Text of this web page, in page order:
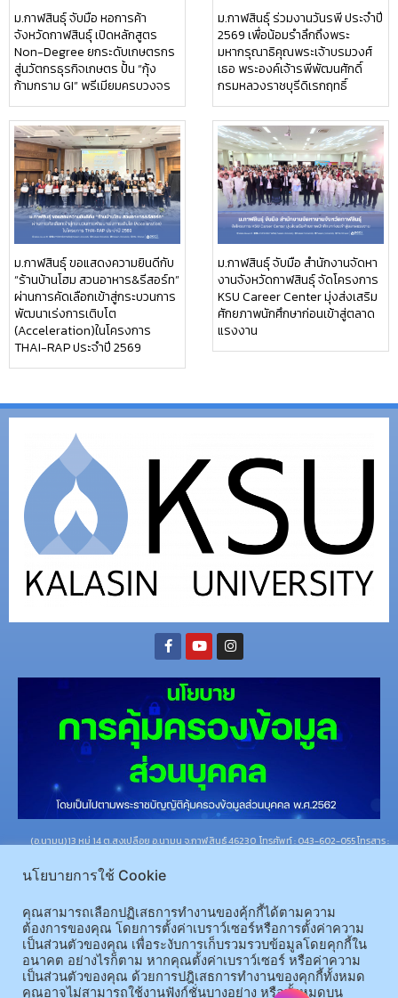
ม.กาฬสินธุ์ จับมือ หอการค้า
จังหวัดกาฬสินธุ์ เปิดหลักสูตร
Non-Degree ยกระดับเกษตรกร
สู่นวัตกรธุรกิจเกษตร ปั้น “กุ้ง
ก้ามกราม GI” พรีเมียมครบวงจร
ม.กาฬสินธุ์ ร่วมงานวันรพี ประจำปี
2569 เพื่อน้อมรำลึกถึงพระ
มหากรุณาธิคุณพระเจ้าบรมวงศ์
เธอ พระองค์เจ้ารพีพัฒนศักดิ์
กรมหลวงราชบุรีดิเรกฤทธิ์
ม.กาฬสินธุ์ ขอแสดงความยินดีกับ
“ร้านบ้านโฮม สวนอาหาร&รีสอร์ท”
ผ่านการคัดเลือกเข้าสู่กระบวนการ
พัฒนาเร่งการเติบโต
(Acceleration)ในโครงการ
THAI-RAP ประจำปี 2569
ม.กาฬสินธุ์ จับมือ สำนักงานจัดหา
งานจังหวัดกาฬสินธุ์ จัดโครงการ
KSU Career Center มุ่งส่งเสริม
ศักยภาพนักศึกษาก่อนเข้าสู่ตลาด
แรงงาน
(อ.นามน)13 หมู่ 14 ต.สงเปลือย อ.นามน จ.กาฬสินธุ์ 46230 โทรศัพท์ : 043-602-055 โทรสาร :
(อ.เมือง)62/1 ถ.เกษตรสมบูรณ์ ต.กาฬสินธุ์ อ.เมือง จ.กาฬสินธุ์ 46000
64584360 โทรสาร 043-813070
© 2025 All rights Reserved.
นโยบายการใช้ Cookie
คุณสามารถเลือกปฏิเสธการทำงานของคุ้กกี้ได้ตามความ
ต้องการของคุณ โดยการตั้งค่าเบราว์เซอร์หรือการตั้งค่าความ
เป็นส่วนตัวของคุณ เพื่อระงับการเก็บรวมรวบข้อมูลโดยคุกกี้ใน
อนาคต อย่างไรก็ตาม หากคุณตั้งค่าเบราว์เซอร์ หรือค่าความ
เป็นส่วนตัวของคุณ ด้วยการปฎิเสธการทำงานของคุกกี้ทั้งหมด
คุณอาจไม่สามารถใช้งานฟังก์ชั่นบางอย่าง หรือทั้งหมดบน